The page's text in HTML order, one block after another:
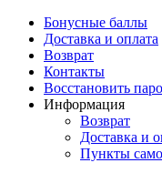
Бонусные баллы
Доставка и оплата
Возврат
Контакты
Восстановить
Информация
Возврат
Доставка и
Пункты